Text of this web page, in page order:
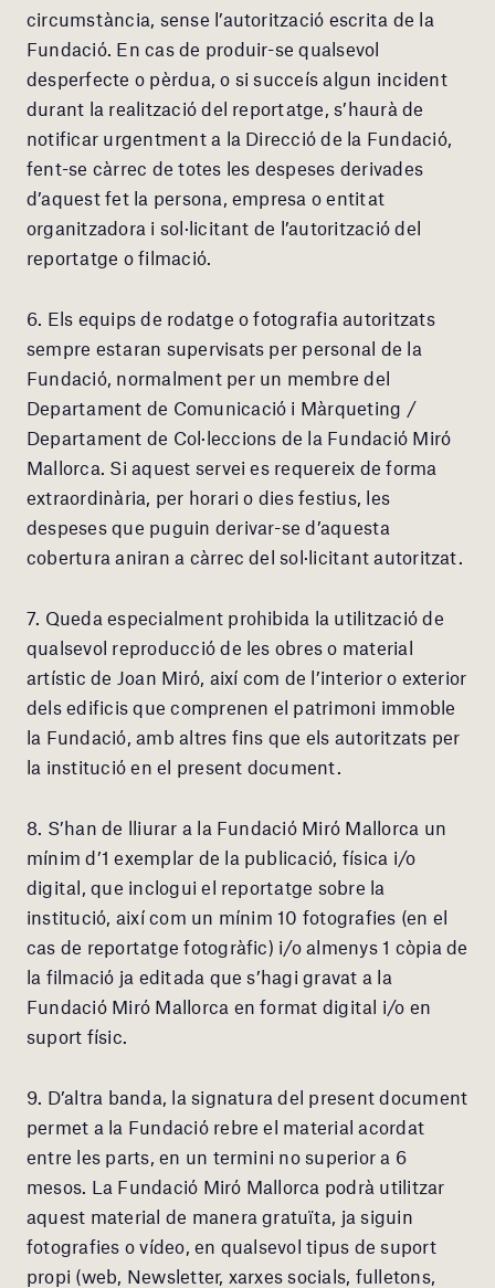
circumstància, sense l’autorització escrita de la
Fundació. En cas de produir-se qualsevol
desperfecte o pèrdua, o si succeís algun incident
durant la realització del reportatge, s’haurà de
notificar urgentment a la Direcció de la Fundació,
fent-se càrrec de totes les despeses derivades
d’aquest fet la persona, empresa o entitat
organitzadora i sol·licitant de l’autorització del
reportatge o filmació.
6. Els equips de rodatge o fotografia autoritzats
sempre estaran supervisats per personal de la
Fundació, normalment per un membre del
Departament de Comunicació i Màrqueting /
Departament de Col·leccions de la Fundació Miró
Mallorca. Si aquest servei es requereix de forma
extraordinària, per horari o dies festius, les
despeses que puguin derivar-se d’aquesta
cobertura aniran a càrrec del sol·licitant autoritzat.
7. Queda especialment prohibida la utilització de
qualsevol reproducció de les obres o material
artístic de Joan Miró, així com de l’interior o exterior
dels edificis que comprenen el patrimoni immoble
la Fundació, amb altres fins que els autoritzats per
la institució en el present document.
8. S’han de lliurar a la Fundació Miró Mallorca un
mínim d’1 exemplar de la publicació, física i/o
digital, que inclogui el reportatge sobre la
institució, així com un mínim 10 fotografies (en el
cas de reportatge fotogràfic) i/o almenys 1 còpia de
la filmació ja editada que s’hagi gravat a la
Fundació Miró Mallorca en format digital i/o en
suport físic.
9. D’altra banda, la signatura del present document
permet a la Fundació rebre el material acordat
entre les parts, en un termini no superior a 6
mesos. La Fundació Miró Mallorca podrà utilitzar
aquest material de manera gratuïta, ja siguin
fotografies o vídeo, en qualsevol tipus de suport
propi (web, Newsletter, xarxes socials, fulletons,